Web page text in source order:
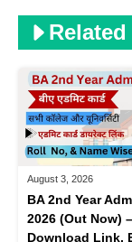
August 3, 2026
BA 2nd Year
2026 (Out Now) –
Download Link,